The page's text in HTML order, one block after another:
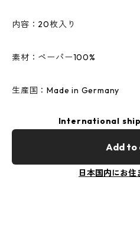
内容：20枚入り
素材：ペーパー100%
生産国：Made in Germany
International
Add to
日本国内にお住